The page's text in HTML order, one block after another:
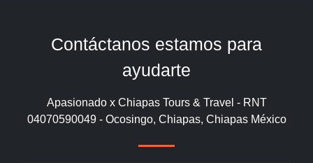
Contáctanos estamos para
ayudarte
Apasionado x Chiapas Tours & Travel - RNT
04070590049 - Ocosingo, Chiapas, Chiapas México